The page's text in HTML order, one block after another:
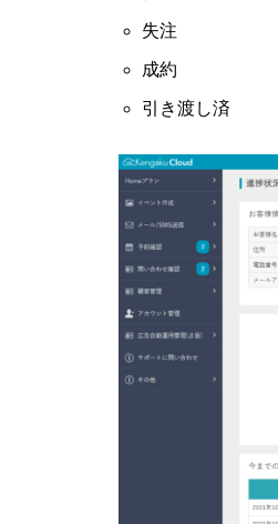
失注
成約
引き渡し済